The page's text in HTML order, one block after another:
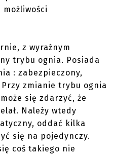
z wyraźnym
trybu ognia. Posiada
: zabezpieczony,
Przy zmianie trybu ognia
się zdarzyć, że
Należy wtedy
oddać kilka
się na pojedynczy.
coś takiego nie